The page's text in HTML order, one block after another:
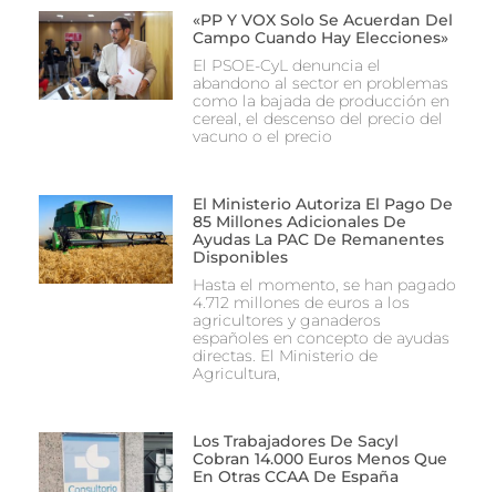
«PP Y VOX Solo Se Acuerdan Del
Campo Cuando Hay Elecciones»
El PSOE-CyL denuncia el
abandono al sector en problemas
como la bajada de producción en
cereal, el descenso del precio del
vacuno o el precio
El Ministerio Autoriza El Pago De
85 Millones Adicionales De
Ayudas La PAC De Remanentes
Disponibles
Hasta el momento, se han pagado
4.712 millones de euros a los
agricultores y ganaderos
españoles en concepto de ayudas
directas. El Ministerio de
Agricultura,
Los Trabajadores De Sacyl
Cobran 14.000 Euros Menos Que
En Otras CCAA De España